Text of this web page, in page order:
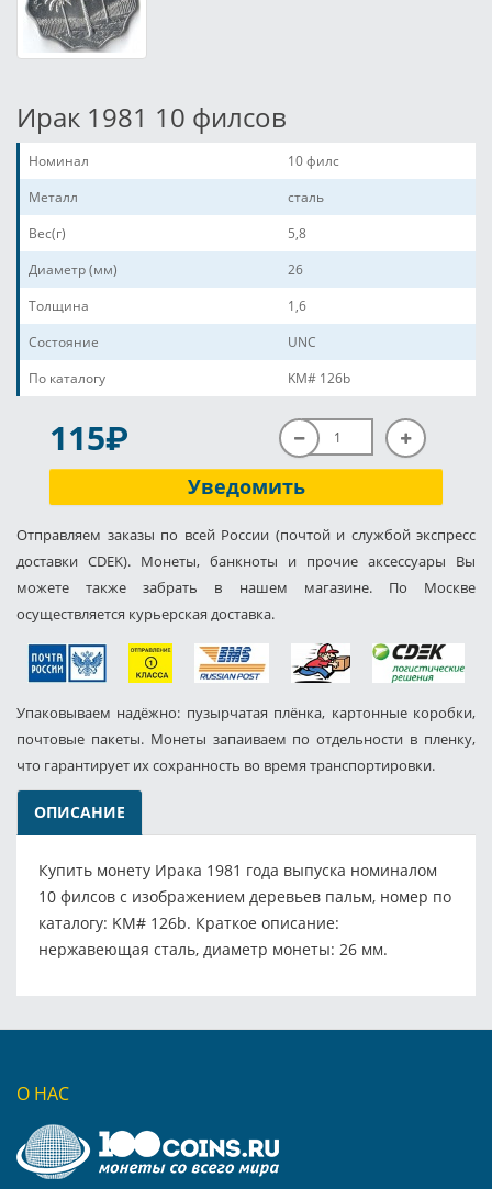
Ирак 1981 10 филсов
Номинал
10 филс
Металл
сталь
Вес(г)
5,8
Диаметр (мм)
26
Толщина
1,6
Состояние
UNC
По каталогу
KM# 126b
115P
Уведомить
Отправляем заказы по всей России (почтой и службой экспресс
доставки CDEK). Монеты, банкноты и прочие аксессуары Вы
можете также забрать в нашем магазине. По Москве
осуществляется курьерская доставка.
Упаковываем надёжно: пузырчатая плёнка, картонные коробки,
почтовые пакеты. Монеты запаиваем по отдельности в пленку,
что гарантирует их сохранность во время транспортировки.
ОПИСАНИЕ
Купить монету Ирака 1981 года выпуска номиналом
10 филсов с изображением деревьев пальм, номер по
каталогу: KM# 126b. Краткое описание:
нержавеющая сталь, диаметр монеты: 26 мм.
О НАС